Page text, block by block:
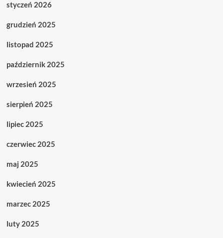
styczeń 2026
grudzień 2025
listopad 2025
październik 2025
wrzesień 2025
sierpień 2025
lipiec 2025
czerwiec 2025
maj 2025
kwiecień 2025
marzec 2025
luty 2025